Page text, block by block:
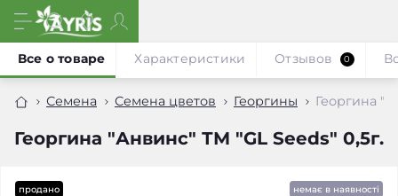
Семена Семена цветов Георгины Георгина
Георгина "Анвинс" ТМ "GL Seeds" 0,5г.
Все о товаре Характеристики Отзывов 0
продано немає в наявності